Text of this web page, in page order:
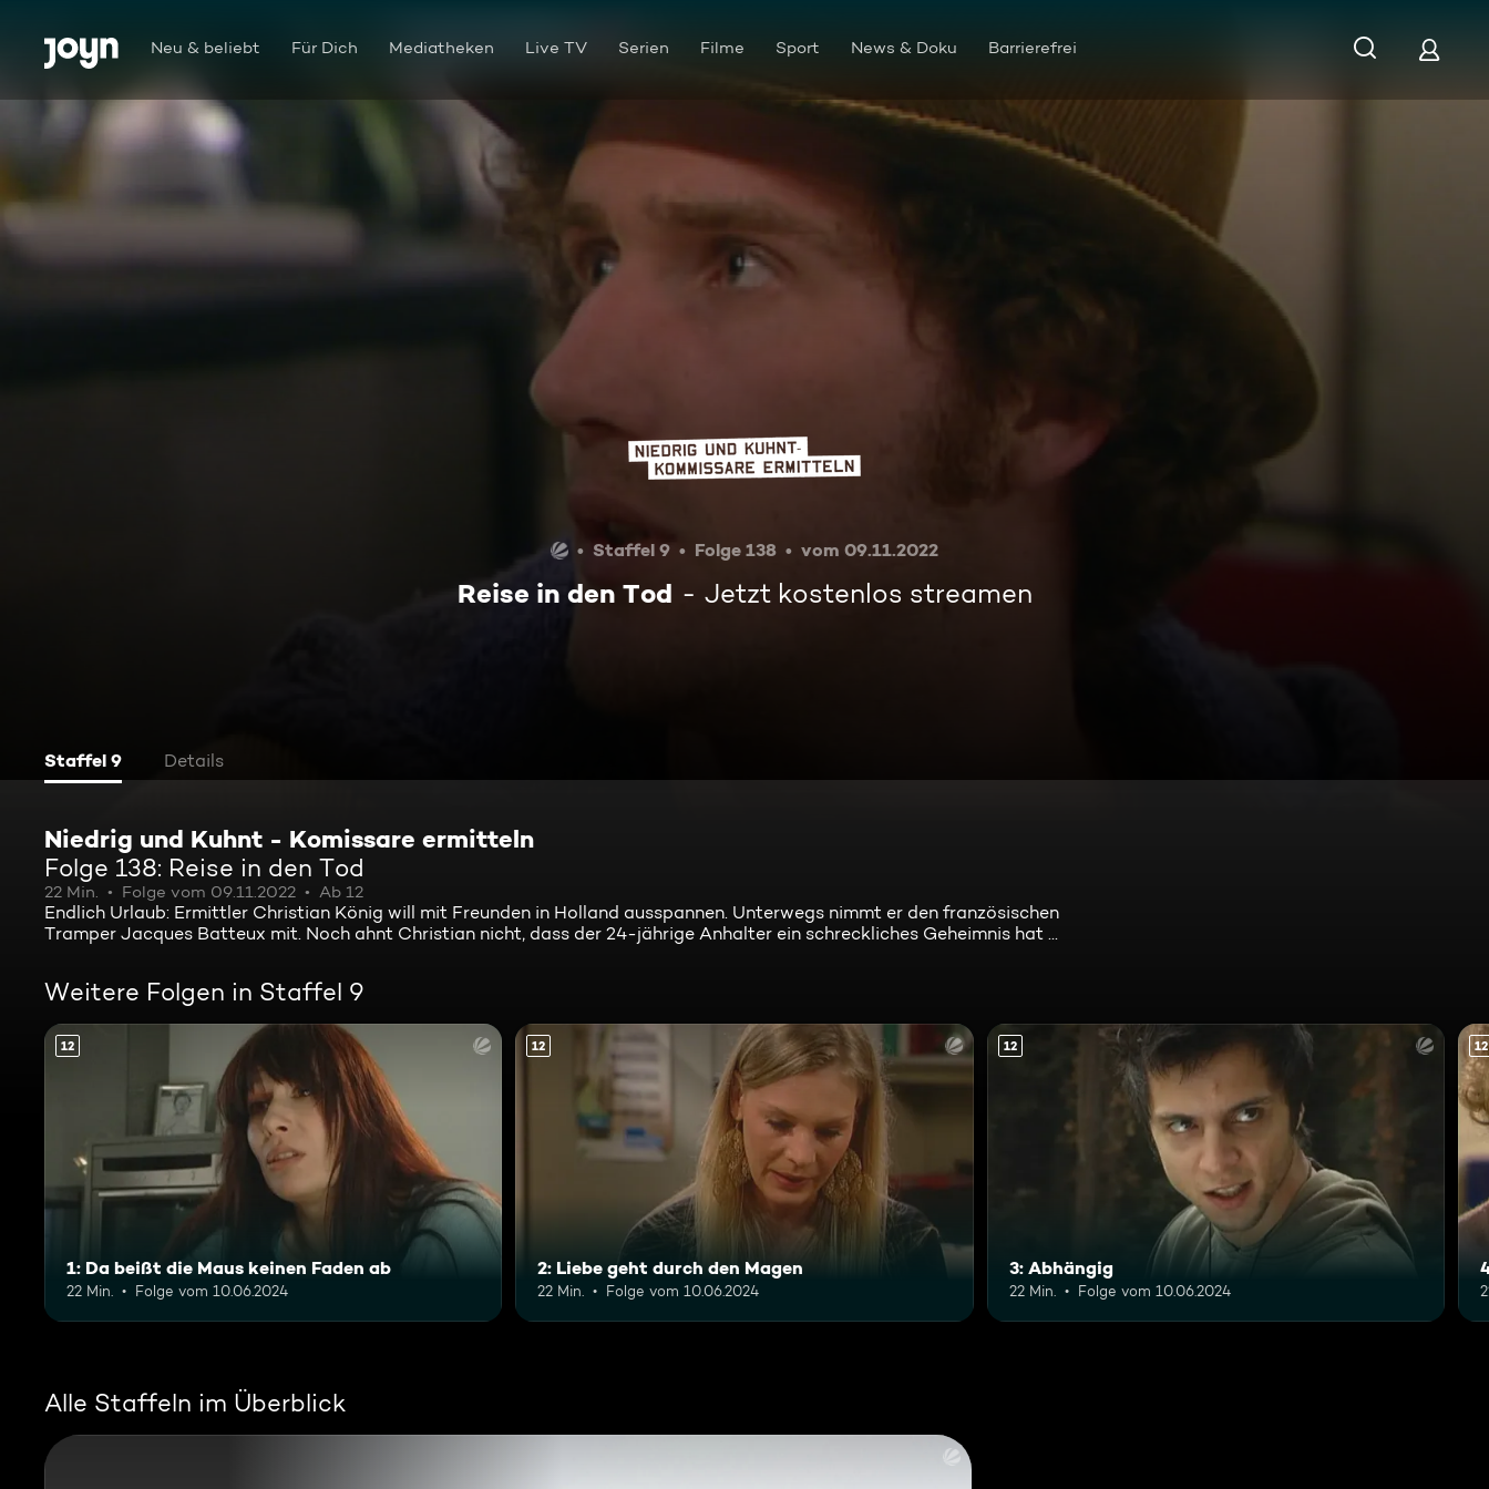
Zum Inhalt springen
Barrierefrei Neu & beliebt Für Dich Mediatheken Live TV Serien Filme Sport News & Doku Barrierefrei
Staffel 9 Folge 138 vom 09.11.2022
Reise in den Tod Jetzt kostenlos streamen
Staffel 9 Details
Niedrig und Kuhnt - Komissare ermitteln
Folge 138: Reise in den Tod
22 Min. Folge vom 09.11.2022 Ab 12
Endlich Urlaub: Ermittler Christian König will mit Freunden in Holland ausspannen. Unterwegs nimmt er den französischen
Tramper Jacques Batteux mit. Noch ahnt Christian nicht, dass der 24-jährige Anhalter ein schreckliches Geheimnis hat ...
Weitere Folgen in Staffel 9
12
1: Da beißt die Maus keinen Faden ab
22 Min. Folge vom 10.06.2024
12
2: Liebe geht durch den Magen
22 Min. Folge vom 10.06.2024
12
3: Abhängig
22 Min. Folge vom 10.06.2024
12
Alle Staffeln im Überblick